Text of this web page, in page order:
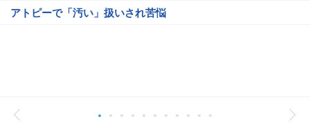
アトピーで「汚い」扱いされ苦悩